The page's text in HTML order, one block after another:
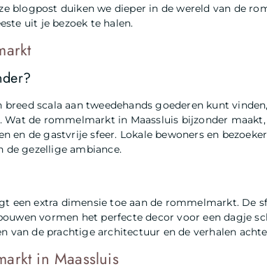
blogpost duiken we dieper in de wereld van de
uit je bezoek te halen.
scala aan tweedehands goederen kunt
de rommelmarkt in Maassluis bijzonder
en de gastvrije sfeer. Lokale bewoners en
de gezellige ambiance.
een extra dimensie toe aan de rommelmarkt. De
vormen het perfecte decor voor een dagje
van de prachtige architectuur en de verhalen
in Maassluis